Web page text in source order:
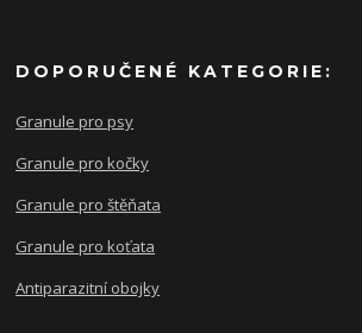
DOPORUČENÉ KATEGORIE:
Granule pro psy
Granule pro kočky
Granule pro štěňata
Granule pro koťata
Antiparazitní obojky